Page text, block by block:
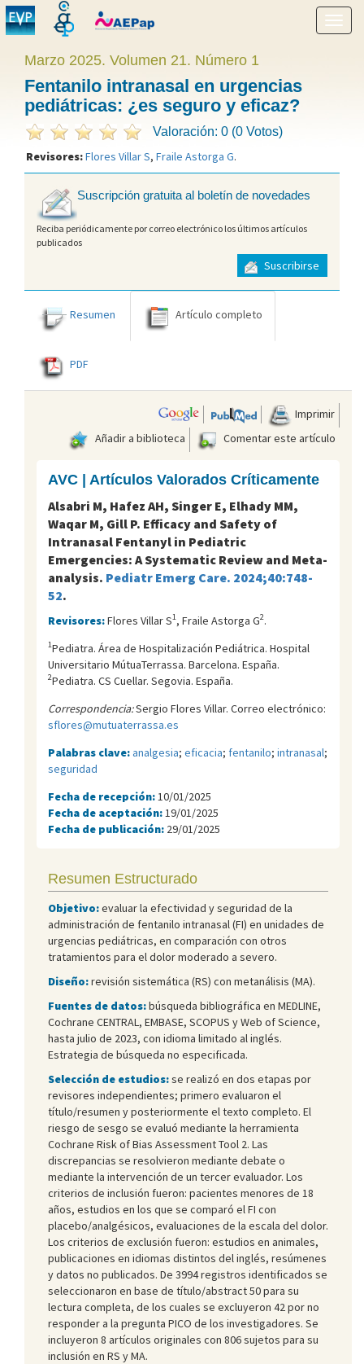
menú
Marzo 2025. Volumen 21. Número 1
Fentanilo intranasal en urgencias
pediátricas: ¿es seguro y eficaz?
Valoración: 0 (0 Votos)
Revisores:Flores Villar S, Fraile Astorga G.
Suscripción gratuita al boletín de novedades
Reciba periódicamente por correo electrónico los últimos artículos
publicados
Suscribirse
Resumen Artículo completo
PDF
Imprimir
Añadir a biblioteca
Comentar este artículo
AVC | Artículos Valorados Críticamente
Alsabri M, Hafez AH, Singer E, Elhady MM,
Waqar M, Gill P. Efficacy and Safety of
Intranasal Fentanyl in Pediatric
Emergencies: A Systematic Review and Meta-
analysis. Pediatr Emerg Care. 2024;40:748-
52.
Revisores:Flores Villar S1, Fraile Astorga G2.
1Pediatra. Área de Hospitalización Pediátrica. Hospital
Universitario MútuaTerrassa. Barcelona. España.
2Pediatra. CS Cuellar. Segovia. España.
Correspondencia:Sergio Flores Villar. Correo electrónico:
sflores@mutuaterrassa.es
Palabras clave:analgesia; eficacia; fentanilo; intranasal;
seguridad
Fecha de recepción: 10/01/2025
Fecha de aceptación: 19/01/2025
Fecha de publicación: 29/01/2025
Resumen Estructurado
Objetivo:evaluar la efectividad y seguridad de la
administración de fentanilo intranasal (FI) en unidades de
urgencias pediátricas, en comparación con otros
tratamientos para el dolor moderado a severo.
Diseño:revisión sistemática (RS) con metanálisis (MA).
Fuentes de datos:búsqueda bibliográfica en MEDLINE,
Cochrane CENTRAL, EMBASE, SCOPUS y Web of Science,
hasta julio de 2023, con idioma limitado al inglés.
Estrategia de búsqueda no especificada.
Selección de estudios:se realizó en dos etapas por
revisores independientes; primero evaluaron el
título/resumen y posteriormente el texto completo. El
riesgo de sesgo se evaluó mediante la herramienta
Cochrane Risk of Bias Assessment Tool 2. Las
discrepancias se resolvieron mediante debate o
mediante la intervención de un tercer evaluador. Los
criterios de inclusión fueron: pacientes menores de 18
años, estudios en los que se comparó el FI con
placebo/analgésicos, evaluaciones de la escala del dolor.
Los criterios de exclusión fueron: estudios en animales,
publicaciones en idiomas distintos del inglés, resúmenes
y datos no publicados. De 3994 registros identificados se
seleccionaron en base de título/abstract 50 para su
lectura completa, de los cuales se excluyeron 42 por no
responder a la pregunta PICO de los investigadores. Se
incluyeron 8 artículos originales con 806 sujetos para su
inclusión en RS y MA.